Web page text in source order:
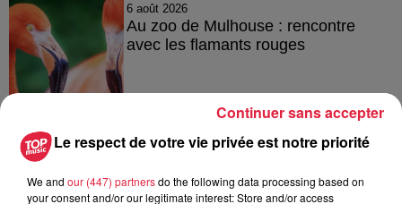
6 août 2026
Au zoo de Mulhouse : rencontre
avec les flamants rouges
À découvrir également
Le respect de votre vie privée est notre priorité
We and our (447) partnersdo the following data processing based on
your consent and/or our legitimate interest: Store and/or access
Continuer sans accepter